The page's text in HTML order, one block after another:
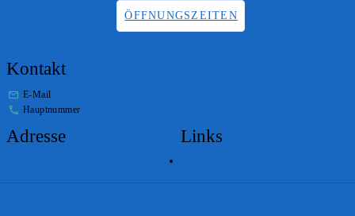
ÖFFNUNGSZEITEN
Kontakt
E-Mail
Hauptnummer
Adresse Links